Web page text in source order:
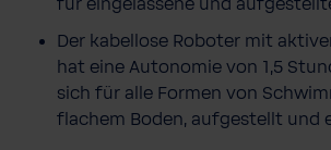
für eingelassene und
Der kabellose Roboter mit
hat eine Autonomie von 1,5
sich für alle Formen von
flachem Boden, aufgestellt und